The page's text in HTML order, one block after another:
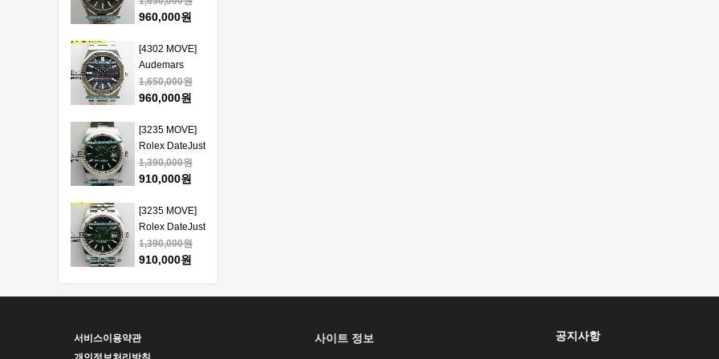
얄오크 크르노
모델 베스트에
디션
Oak 15510
1:1 Best
Edition - 오데
마피게 로얄오
크 베스트 에디
960,000원
[4302 MOVE]
Audemars
Piguet Royal
Oak 15510
1:1 Best
Edition - 오데
마피게 로얄오
크 베스트 에디
1,650,000원
960,000원
[3235 MOVE]
Rolex DateJust
41mm 126334
904L SS ERF
- 롤렉스 데이져
스트 오토매틱
베스트에디션
1,390,000원
910,000원
[3235 MOVE]
Rolex DateJust
41mm 126334
904L SS ERF
1,390,000원
910,000원
904L SS ERF
1:1Best Edition
910,000원
서비스이용약관
사이트 정보 공지사항